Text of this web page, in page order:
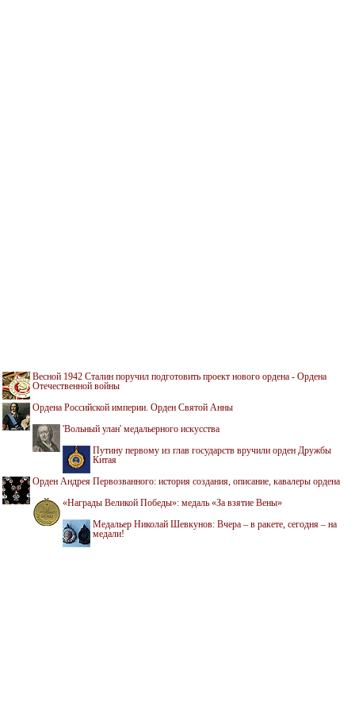
Весной 1942 Сталин поручил подготовить проект нового ордена - Ордена
Отечественной войны
Ордена Российской империи. Орден Святой Анны
'Вольный улан' медальерного искусства
Путину первому из глав государств вручили орден Дружбы
Китая
Орден Андрея Первозванного: история создания, описание, кавалеры ордена
«Награды Великой Победы»: медаль «За взятие Вены»
Медальер Николай Шевкунов: Вчера – в ракете, сегодня – на
медали!